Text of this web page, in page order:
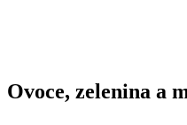
Ovoce, zelenina a